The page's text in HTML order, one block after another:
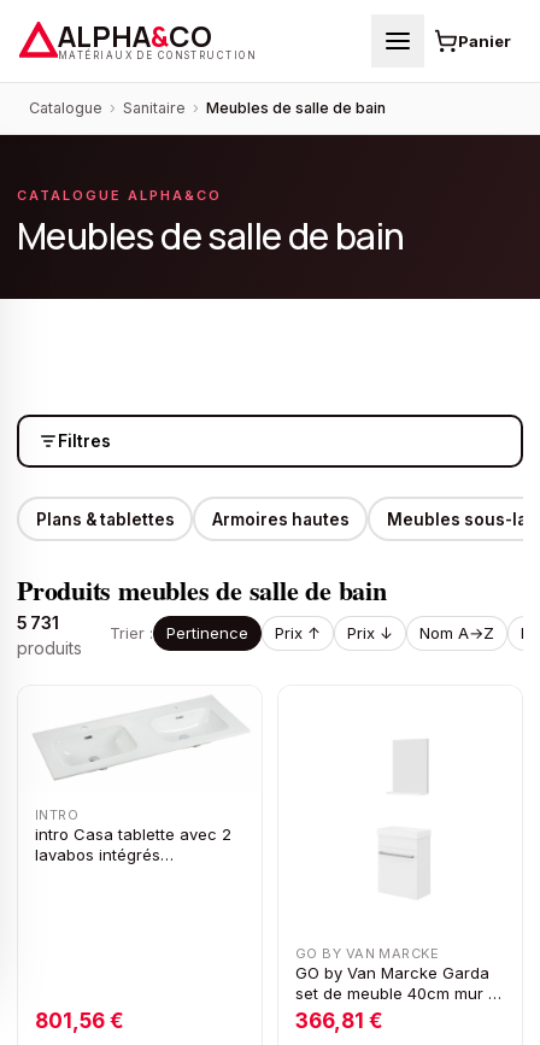
ALPHA&CO
MATÉRIAUX DE CONSTRUCTION
Panier
Catalogue › Sanitaire › Meubles de salle de bain
CATALOGUE ALPHA&CO
Meubles de salle de bain
Filtres
Plans & tablettes Armoires hautes Meubles sous-
Produitsmeubles de salle de bain
5 731
produits
Trier : Pertinence Prix ↑ Prix ↓ Nom A→Z
INTRO
intro Casa tablette avec 2
lavabos intégrés
801,56 €
GO BY VAN MARCKE
GO by Van Marcke Garda
set de meuble 40cm mur 1
porte soft-close blanc
brillant
366,81 €